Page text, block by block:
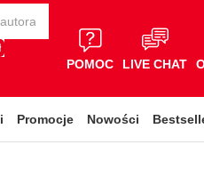
POMOC LIVE CHAT
Promocje Nowości